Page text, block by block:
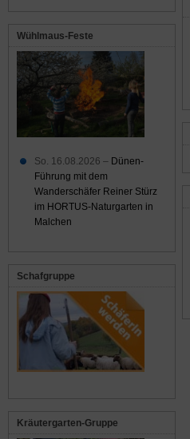
Wühlmaus-Feste
So. 16.08.2026 – Dünen-
Führung mit dem
Wanderschäfer Reiner Stürz
im HORTUS-Naturgarten in
Malchen
Schafgruppe
Kräutergarten-Gruppe